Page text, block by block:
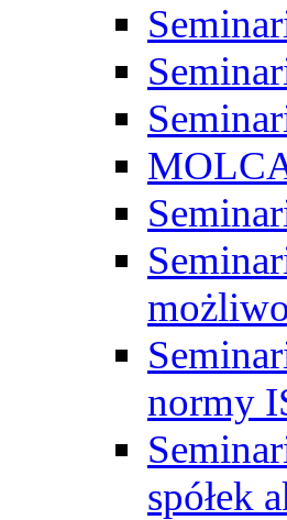
normy
spółek